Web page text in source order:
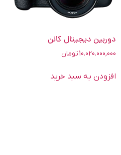
دوربین دیجیتال کانن
10.020.000,000تومان
افزودن به سبد خرید